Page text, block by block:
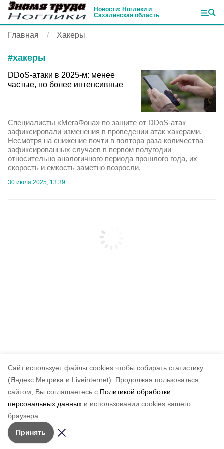
Cайт использует файлы cookies чтобы собирать статистику
(Яндекс.Метрика и Liveinternet).
Продолжая пользоваться
сайтом, Вы соглашаетесь с Политикой обработки
персональных данных и использовании cookies вашего
браузера.
Принять
Новости: Ноглики и
Сахалинская область
Главная Хакеры
#хакеры
DDoS-атаки в 2025-м: менее
частые, но более интенсивные
Специалисты «МегаФона» по защите от DDoS-атак
зафиксировали изменения в проведении атак хакерами.
Несмотря на снижение почти в полтора раза количества
зафиксированных случаев в первом полугодии
относительно аналогичного периода прошлого года, их
скорость и емкость заметно возросли.
30 июля 2025, 13:39